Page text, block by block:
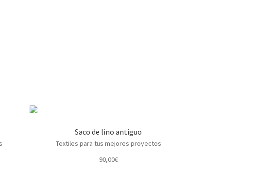
Saco de lino antiguo
Textiles para tus mejores proyectos
90,00€